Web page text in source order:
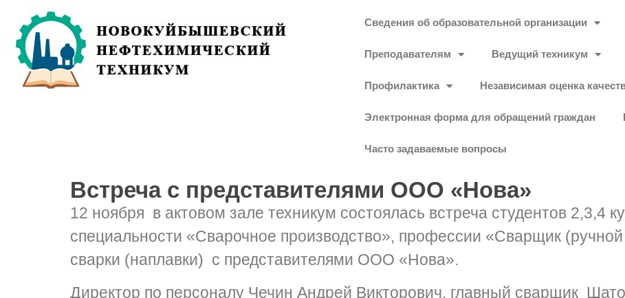
Сведения об образовательной организации
Преподавателям Ведущий техникум
Профилактика Независимая оценка
Электронная форма для обращений граждан
Часто задаваемые вопросы
Встреча с представителями ООО «Нова»
12 ноября в актовом зале техникум состоялась встреча студентов 2,3,4
специальности «Сварочное производство», профессии «Сварщик
сварки (наплавки) с представителями ООО «Нова».
Директор по персоналу Чечин Андрей Викторович, главный сварщик